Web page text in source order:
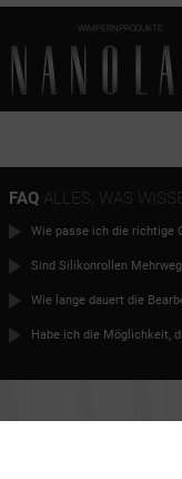
WIMPERNPRODUKTE
FAQALLES, WAS
Wie passe ich die richtige
Sind Silikonrollen
Wie lange dauert die
Habe ich die Möglichkeit,